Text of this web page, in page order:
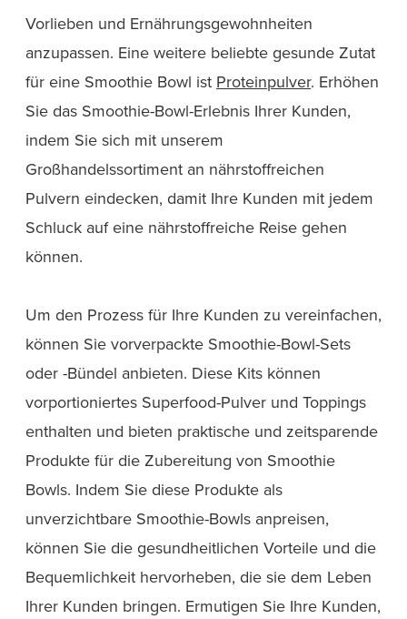
Vorlieben und Ernährungsgewohnheiten
anzupassen. Eine weitere beliebte gesunde Zutat
für eine Smoothie Bowl ist Proteinpulver. Erhöhen
Sie das Smoothie-Bowl-Erlebnis Ihrer Kunden,
indem Sie sich mit unserem
Großhandelssortiment an nährstoffreichen
Pulvern eindecken, damit Ihre Kunden mit jedem
Schluck auf eine nährstoffreiche Reise gehen
können.
Um den Prozess für Ihre Kunden zu vereinfachen,
können Sie vorverpackte Smoothie-Bowl-Sets
oder -Bündel anbieten. Diese Kits können
vorportioniertes Superfood-Pulver und Toppings
enthalten und bieten praktische und zeitsparende
Produkte für die Zubereitung von Smoothie
Bowls. Indem Sie diese Produkte als
unverzichtbare Smoothie-Bowls anpreisen,
können Sie die gesundheitlichen Vorteile und die
Bequemlichkeit hervorheben, die sie dem Leben
Ihrer Kunden bringen. Ermutigen Sie Ihre Kunden,